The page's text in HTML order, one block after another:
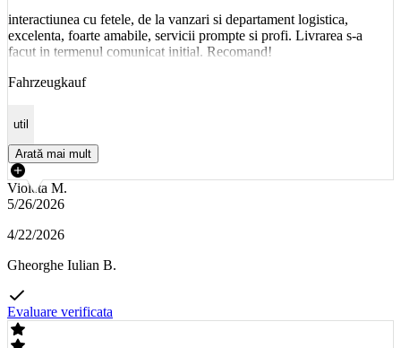
interactiunea cu fetele, de la vanzari si departament logistica,
excelenta, foarte amabile, servicii prompte si profi. Livrarea s-a
facut in termenul comunicat initial. Recomand!
Fahrzeugkauf
util
Arată mai mult
Violeta M.
5/26/2026
4/22/2026
Gheorghe Iulian B.
Evaluare verificata